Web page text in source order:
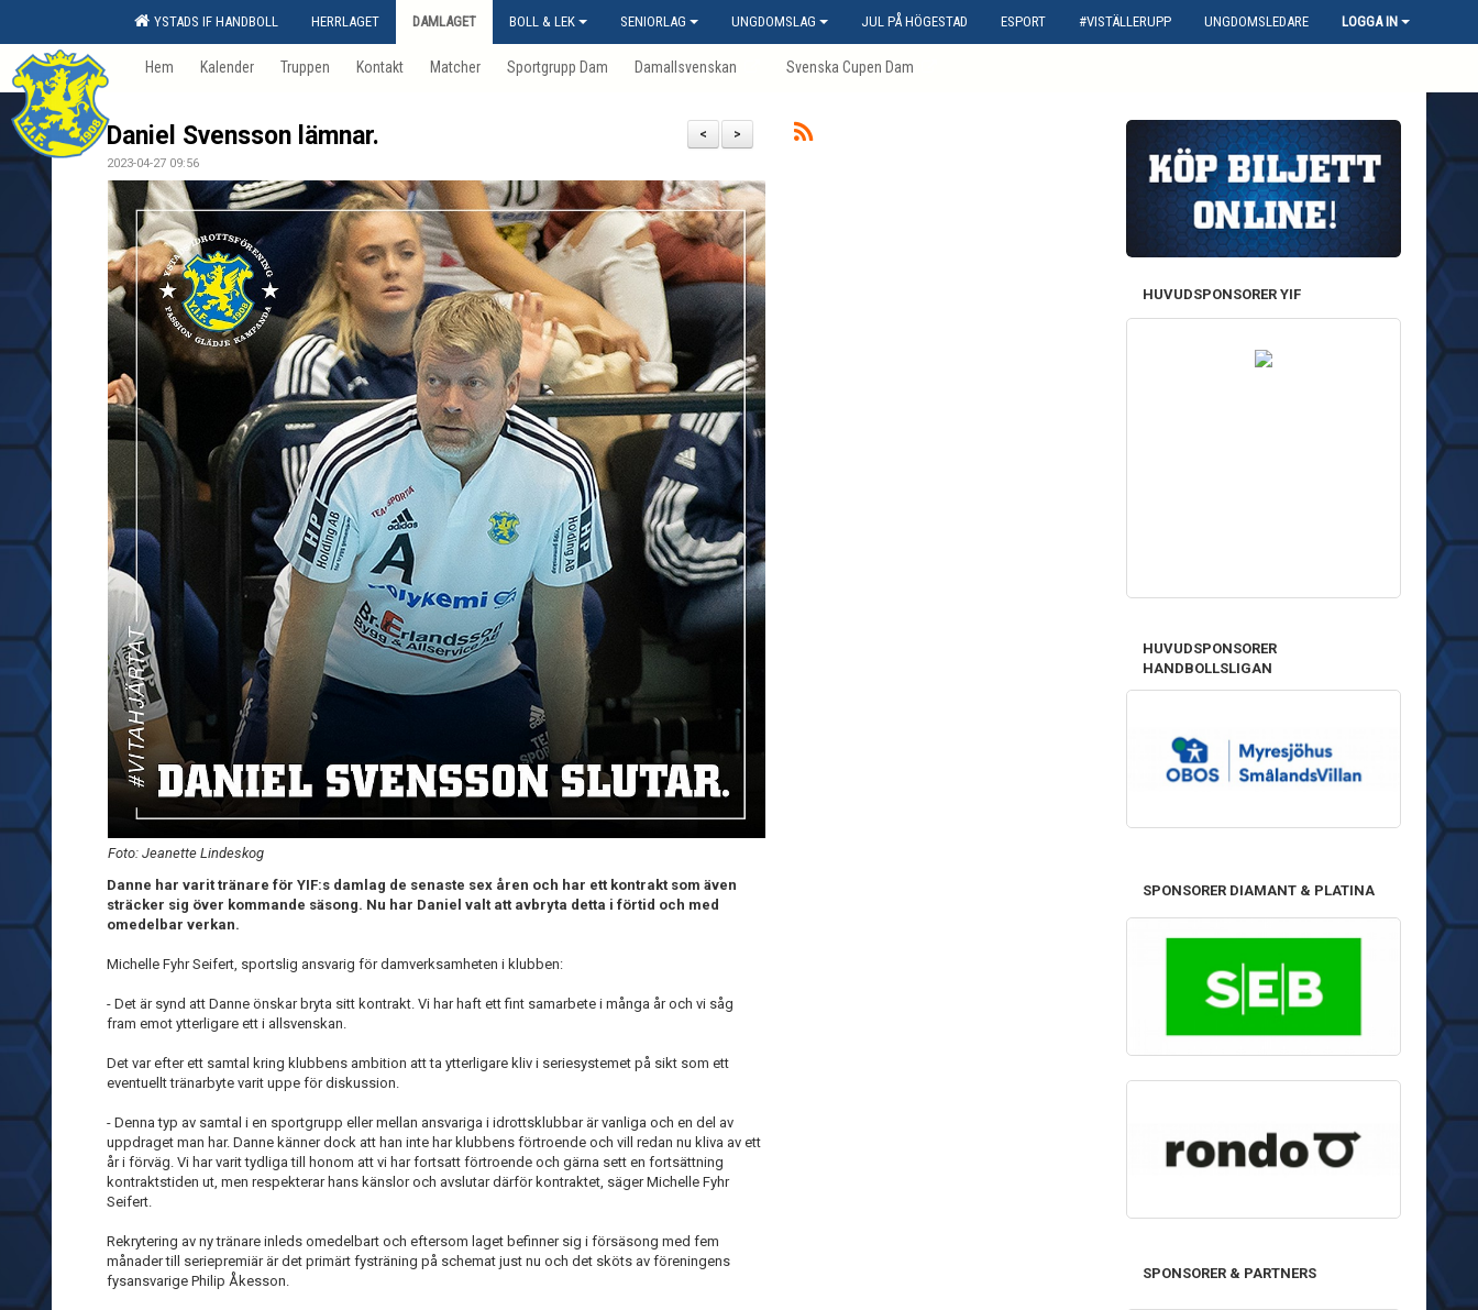
YSTADS IF HANDBOLL HERRLAGET DAMLAGET BOLL & LEK SENIORLAG UNGDOMSLAG JUL PÅ HÖGESTAD ESPORT #VISTÄLLERUPP UNGDOMSLEDARE LOGGA IN
Hem Kalender Truppen Kontakt Matcher Sportgrupp Dam Damallsvenskan Svenska Cupen Dam
>
<
Daniel Svensson lämnar.
2023-04-27 09:56
Foto: Jeanette Lindeskog
Danne har varit tränare för YIF:s damlag de senaste sex åren och har ett kontrakt som även
sträcker sig över kommande säsong. Nu har Daniel valt att avbryta detta i förtid och med
omedelbar verkan.
Michelle Fyhr Seifert, sportslig ansvarig för damverksamheten i klubben:
- Det är synd att Danne önskar bryta sitt kontrakt. Vi har haft ett fint samarbete i många år och vi såg
fram emot ytterligare ett i allsvenskan.
Det var efter ett samtal kring klubbens ambition att ta ytterligare kliv i seriesystemet på sikt som ett
eventuellt tränarbyte varit uppe för diskussion.
- Denna typ av samtal i en sportgrupp eller mellan ansvariga i idrottsklubbar är vanliga och en del av
uppdraget man har. Danne känner dock att han inte har klubbens förtroende och vill redan nu kliva av ett
år i förväg. Vi har varit tydliga till honom att vi har fortsatt förtroende och gärna sett en fortsättning
kontraktstiden ut, men respekterar hans känslor och avslutar därför kontraktet, säger Michelle Fyhr
Seifert.
Rekrytering av ny tränare inleds omedelbart och eftersom laget befinner sig i försäsong med fem
månader till seriepremiär är det primärt fysträning på schemat just nu och det sköts av föreningens
fysansvarige Philip Åkesson.
HUVUDSPONSORER YIF
HUVUDSPONSORER
HANDBOLLSLIGAN
SPONSORER DIAMANT & PLATINA
SPONSORER & PARTNERS